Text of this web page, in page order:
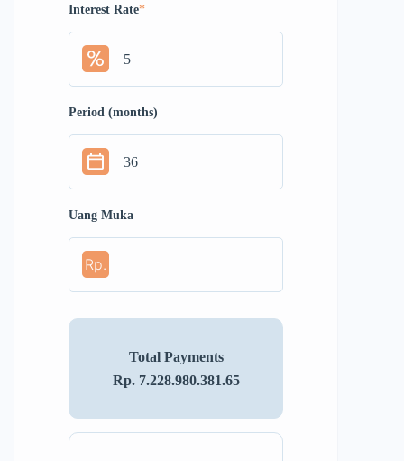
Interest Rate*
Period (months)
Uang Muka
Rp.
Total Payments
Rp. 7.228.980.381.65